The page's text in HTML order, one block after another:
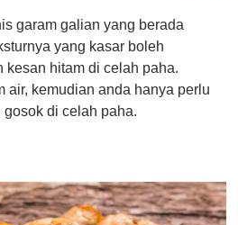
garam galian yang berada
yang kasar boleh
kesan hitam di celah paha.
air, kemudian anda hanya perlu
di celah paha.